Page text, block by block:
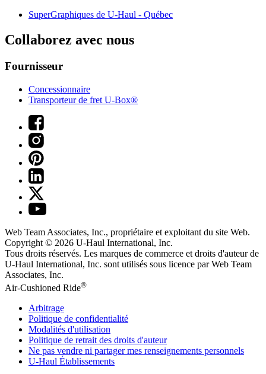
SuperGraphiques de U-Haul - Québec
Collaborez avec nous
Fournisseur
Concessionnaire
Transporteur de fret U-Box®
Web Team Associates, Inc., propriétaire et exploitant du site Web.
Copyright © 2026 U-Haul International, Inc.
Tous droits réservés. Les marques de commerce et droits d'auteur de
U-Haul International, Inc. sont utilisés sous licence par Web Team
Associates, Inc.
Air-Cushioned Ride®
Arbitrage
Politique de confidentialité
Modalités d'utilisation
Politique de retrait des droits d'auteur
Ne pas vendre ni partager mes renseignements personnels
U-Haul Établissements